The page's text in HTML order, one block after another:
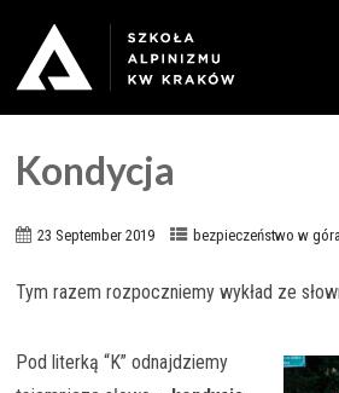
Kondycja
23 September 2019 bezpieczeństwo w
Tym razem rozpoczniemy wykład ze
Pod literką “K” odnajdziemy